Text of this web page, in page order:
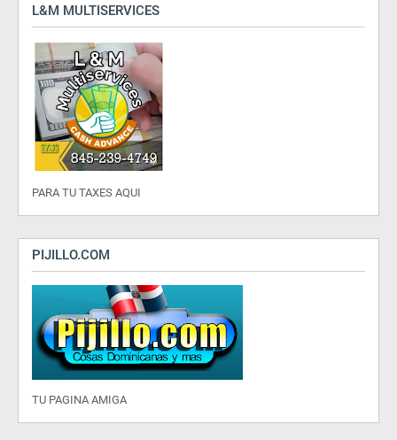
L&M MULTISERVICES
PARA TU TAXES AQUI
PIJILLO.COM
TU PAGINA AMIGA